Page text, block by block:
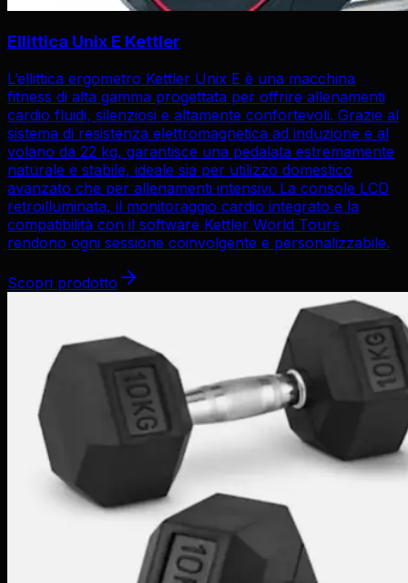
Ellittica Unix E Kettler
L’ellittica ergometro Kettler Unix E è una macchina
fitness di alta gamma progettata per offrire allenamenti
cardio fluidi, silenziosi e altamente confortevoli. Grazie al
sistema di resistenza elettromagnetica ad induzione e al
volano da 22 kg, garantisce una pedalata estremamente
naturale e stabile, ideale sia per utilizzo domestico
avanzato che per allenamenti intensivi. La console LCD
retroilluminata, il monitoraggio cardio integrato e la
compatibilità con il software Kettler World Tours
rendono ogni sessione coinvolgente e personalizzabile.
Scopri prodotto